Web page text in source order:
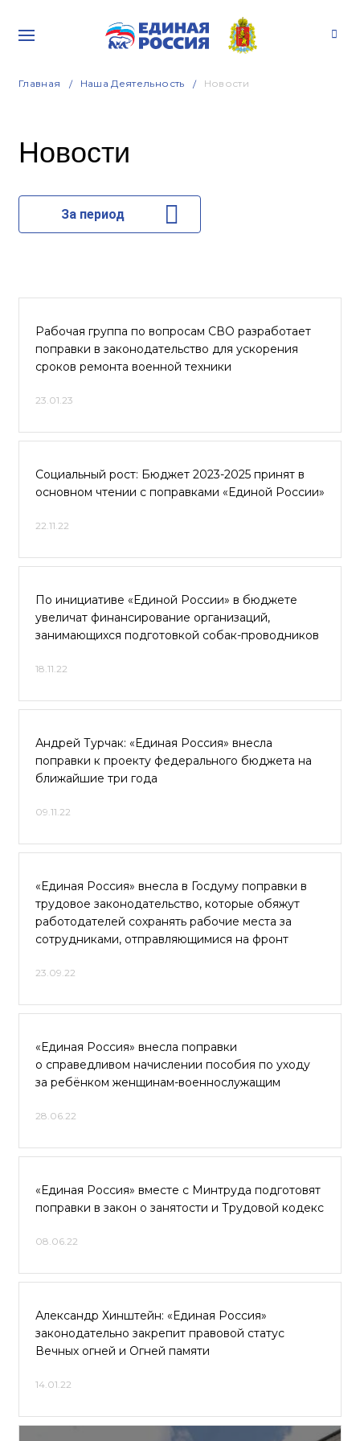
Главная Наша Деятельность Новости
Новости
За период
Рабочая группа по вопросам СВО разработает
поправки в законодательство для ускорения
сроков ремонта военной техники
23.01.23
Социальный рост: Бюджет 2023-2025 принят в
основном чтении с поправками «Единой России»
22.11.22
По инициативе «Единой России» в бюджете
увеличат финансирование организаций,
занимающихся подготовкой собак-проводников
18.11.22
Андрей Турчак: «Единая Россия» внесла
поправки к проекту федерального бюджета на
ближайшие три года
09.11.22
«Единая Россия» внесла в Госдуму поправки в
трудовое законодательство, которые обяжут
работодателей сохранять рабочие места за
сотрудниками, отправляющимися на фронт
23.09.22
«Единая Россия» внесла поправки
о справедливом начислении пособия по уходу
за ребёнком женщинам-военнослужащим
28.06.22
«Единая Россия» вместе с Минтруда подготовят
поправки в закон о занятости и Трудовой кодекс
08.06.22
Александр Хинштейн: «Единая Россия»
законодательно закрепит правовой статус
Вечных огней и Огней памяти
14.01.22